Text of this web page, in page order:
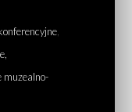
,
muzealno-